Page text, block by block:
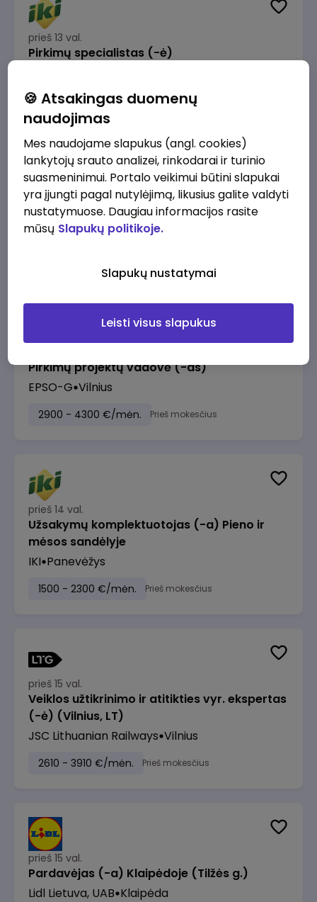
prieš 13 val.
Pirkimų specialistas (-ė)
1600 - 1900 €/mėn. Prieš mokesčius
prieš 13 val.
IT sprendimų architektas (-ė) (Vilnius, LT)
JSC Lithuanian Railways
Pirkimų projektų vadovė (-as)
EPSO-G Vilnius
2900 - 4300 €/mėn. Prieš mokesčius
prieš 14 val.
Užsakymų komplektuotojas (-a) Pieno ir
mėsos sandėlyje
IKI Panevėžys
1500 - 2300 €/mėn. Prieš mokesčius
prieš 15 val.
Veiklos užtikrinimo ir atitikties vyr. ekspertas
(-ė) (Vilnius, LT)
JSC Lithuanian Railways Vilnius
2610 - 3910 €/mėn. Prieš mokesčius
prieš 15 val.
Pardavėjas (-a) Klaipėdoje (Tilžės g.)
Lidl Lietuva, UAB Klaipėda
🍪 Atsakingas duomenų
naudojimas
Mes naudojame slapukus (angl. cookies)
lankytojų srauto analizei, rinkodarai ir turinio
suasmeninimui. Portalo veikimui būtini slapukai
yra įjungti pagal nutylėjimą, likusius galite valdyti
nustatymuose. Daugiau informacijos rasite
mūsų Slapukų politikoje.
Slapukų nustatymai
Leisti visus slapukus